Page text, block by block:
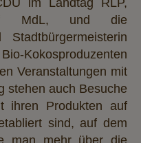
im Landtag RLP,
MdL, und die
Stadtbürgermeisterin
Kokosproduzenten
Veranstaltungen mit
stehen auch Besuche
ihren Produkten auf
sind, auf dem